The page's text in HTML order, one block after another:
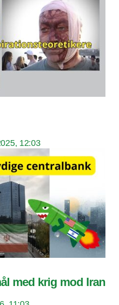
12:03
med krig mod Iran